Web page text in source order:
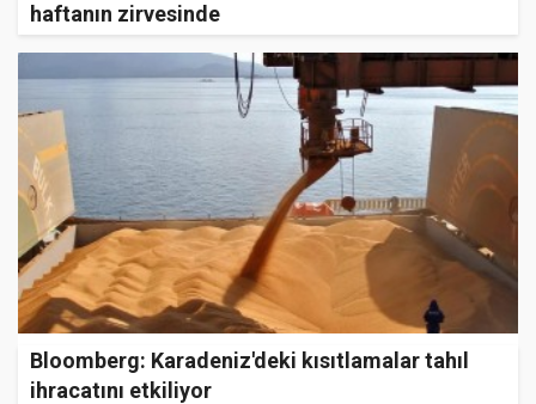
haftanın zirvesinde
Bloomberg: Karadeniz'deki kısıtlamalar tahıl
ihracatını etkiliyor